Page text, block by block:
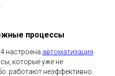
процессы
настроена автоматизация
которые уже не
работают неэффективно.